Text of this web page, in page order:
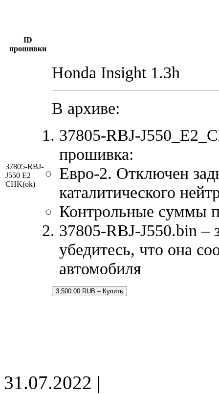
ID
прошивки
37805-RBJ-
J550 E2
CHK(ok)
Honda Insight 1.3h
В архиве:
37805-RBJ-
прошивка:
Евро-2. Отключен
каталитического
Контрольные суммы
37805-RBJ-J550.bin –
убедитесь, что она
автомобиля
3,500.00 RUB – Купить
31.07.2022 |